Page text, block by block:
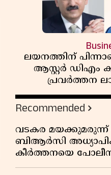
ലയനത്തിന്
ആസ്റ്റർ ഡിഎം
പ്രവർത്തന
വരുമാനത്തിലും
കുതിപ്പ്
Recommended
വടകര
ബിആർസി
കീർത്തനയെ
വിട്ടു